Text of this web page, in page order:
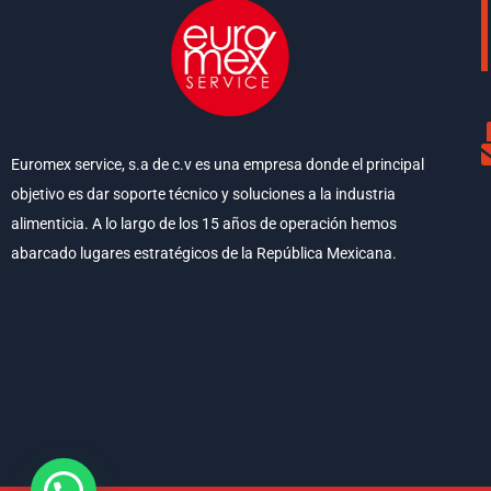
Euromex service, s.a de c.v es una empresa donde el principal
objetivo es dar soporte técnico y soluciones a la industria
alimenticia. A lo largo de los 15 años de operación hemos
abarcado lugares estratégicos de la República Mexicana.